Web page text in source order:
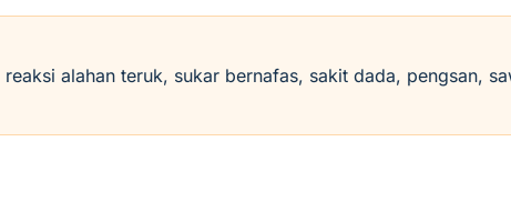
alahan teruk, sukar bernafas, sakit dada, pengsan,